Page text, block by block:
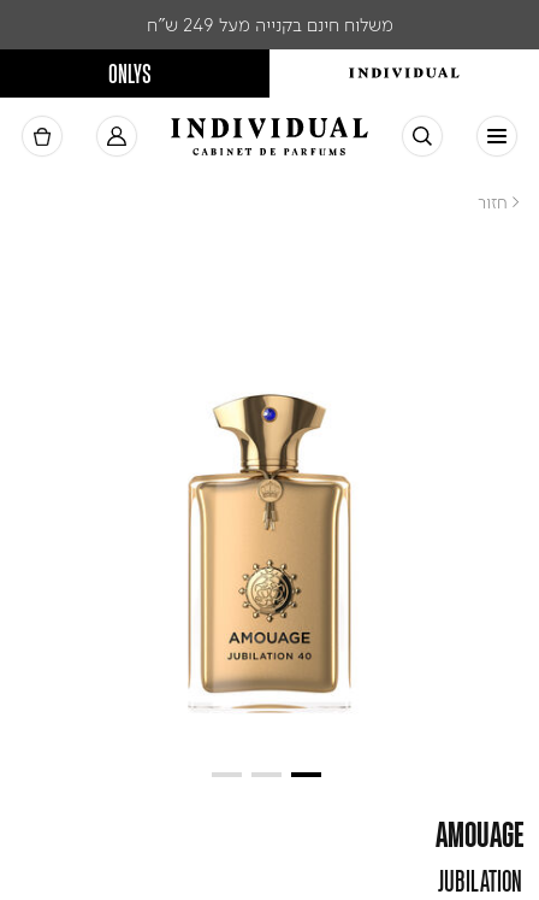
משלוח חינם בקנייה מעל 249 ש"ח
ONLYS
< חזור
AMOUAGE
JUBILATION